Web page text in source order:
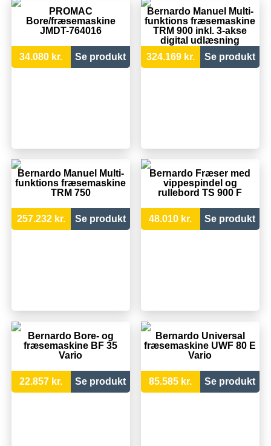
PROMAC
Bore/fræsemaskine
JMDT-764016
34.080 kr. Se produkt
Bernardo Manuel Multi-
funktions fræsemaskine
TRM 900 inkl. 3-akse
digital udlæsning
324.169 kr.
Se produkt
Bernardo Manuel Multi-
funktions fræsemaskine
TRM 750
257.232 kr. Se produkt
Bernardo Fræser med
vippespindel og
rullebord TS 900 F
48.010 kr. Se produkt
Bernardo Bore- og
fræsemaskine BF 35
Vario
22.857 kr. Se produkt
Bernardo Universal
fræsemaskine UWF 80 E
Vario
85.585 kr. Se produkt